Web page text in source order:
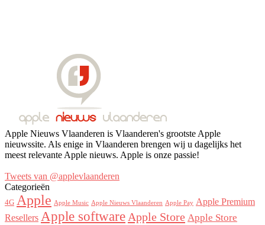
Apple Nieuws Vlaanderen is Vlaanderen's grootste Apple
nieuwssite. Als enige in Vlaanderen brengen wij u dagelijks het
meest relevante Apple nieuws. Apple is onze passie!
Tweets van @applevlaanderen
Categorieën
4G Apple Apple Music Apple Nieuws Vlaanderen Apple Pay Apple Premium
Resellers Apple software Apple Store Apple Store